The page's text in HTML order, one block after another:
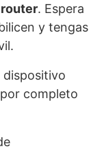
. Espera
y tengas
dispositivo
completo